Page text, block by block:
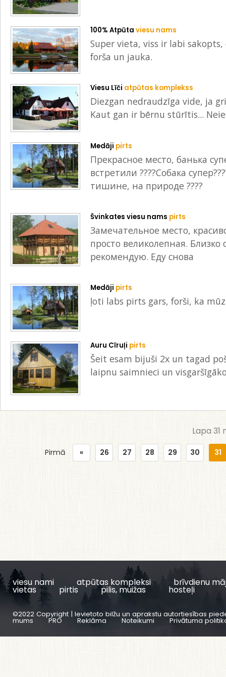
100% Atpūta viesu nams
Super vieta, viss ir labi
forša un jauka.
Viesu Līči atpūtas komplekss
Diezgan nedraudzīga vide, ja
Kaut gan ir bērnu stūrītis...
Medāji pirts
Прекрасное место, банька
встретили ????Собака
тишине, на природе ????
Švinkates viesu nams pirts
Замечательное место,
просто великолепная.
рекомендую. Еду снова
Medāji pirts
ļoti labs pirts gars, forši, ka
Auru Cīruļi pirts
Šeit esam bijuši 2x un tagad
laipnu saimnieci un
Lapa 31
Pirmā « 26 27 28 29 30 31
viesu nami atpūtas kompleksi brīvdienu
vietas pirtis pilis, muižas hosteļi
©2022 Copyright | Ievietoto bilžu un aprakstu autortiesības
mums PRO Reklāma Noteikumi Privātuma